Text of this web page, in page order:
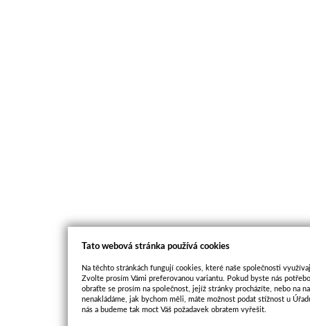
Tato webová stránka používá cookies
Na těchto stránkách fungují cookies, které naše společnosti
Zvolte prosím Vámi preferovanou variantu. Pokud byste nás
obraťte se prosím na společnost, jejíž stránky procházíte, nebo na
nenakládáme, jak bychom měli, máte možnost podat stížnost u
nás a budeme tak moct Váš požadavek obratem vyřešit.